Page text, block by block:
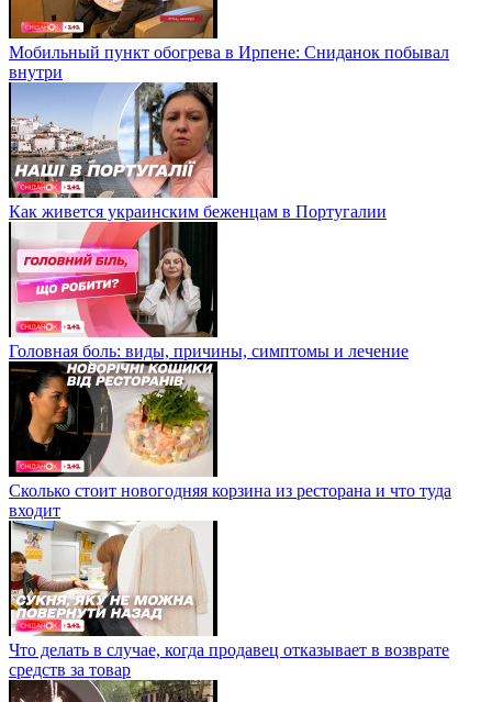
Мобильный пункт обогрева в Ирпене: Сниданок побывал
внутри
Как живется украинским беженцам в Португалии
Головная боль: виды, причины, симптомы и лечение
Сколько стоит новогодняя корзина из ресторана и что туда
входит
Что делать в случае, когда продавец отказывает в возврате
средств за товар